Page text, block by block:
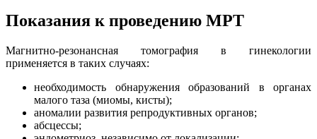
Показания к проведению МРТ
Магнитно-резонансная томография в гинекологии
применяется в таких случаях:
необходимость обнаружения образований в органах
малого таза (миомы, кисты);
аномалии развития репродуктивных органов;
абсцессы;